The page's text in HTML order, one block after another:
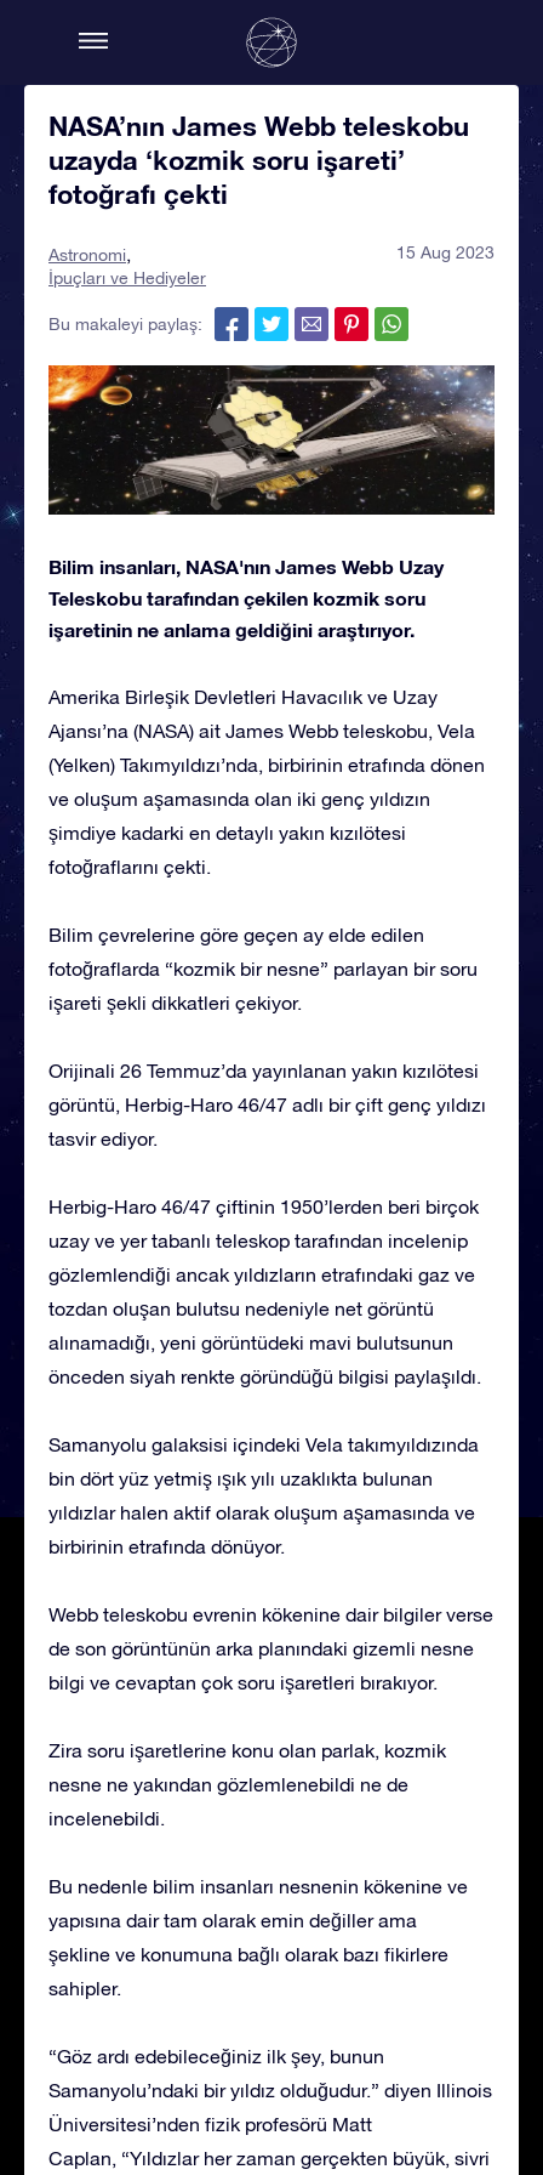
NASA’nın James Webb teleskobu
uzayda ‘kozmik soru işareti’
fotoğrafı çekti
Astronomi
İpuçları ve Hediyeler
15 Aug 2023
Bu makaleyi paylaş:
Bilim insanları, NASA'nın James Webb Uzay
Teleskobu tarafından çekilen kozmik soru
işaretinin ne anlama geldiğini araştırıyor.
Amerika Birleşik Devletleri Havacılık ve Uzay
Ajansı’na (NASA) ait James Webb teleskobu, Vela
(Yelken) Takımyıldızı’nda, birbirinin etrafında dönen
ve oluşum aşamasında olan iki genç yıldızın
şimdiye kadarki en detaylı yakın kızılötesi
fotoğraflarını çekti.
Bilim çevrelerine göre geçen ay elde edilen
fotoğraflarda “kozmik bir nesne” parlayan bir soru
işareti şekli dikkatleri çekiyor.
Orijinali 26 Temmuz’da yayınlanan yakın kızılötesi
görüntü, Herbig-Haro 46/47 adlı bir çift genç yıldızı
tasvir ediyor.
Herbig-Haro 46/47 çiftinin 1950’lerden beri birçok
uzay ve yer tabanlı teleskop tarafından incelenip
gözlemlendiği ancak yıldızların etrafındaki gaz ve
tozdan oluşan bulutsu nedeniyle net görüntü
alınamadığı, yeni görüntüdeki mavi bulutsunun
önceden siyah renkte göründüğü bilgisi paylaşıldı.
Samanyolu galaksisi içindeki Vela takımyıldızında
bin dört yüz yetmiş ışık yılı uzaklıkta bulunan
yıldızlar halen aktif olarak oluşum aşamasında ve
birbirinin etrafında dönüyor.
Webb teleskobu evrenin kökenine dair bilgiler verse
de son görüntünün arka planındaki gizemli nesne
bilgi ve cevaptan çok soru işaretleri bırakıyor.
Zira soru işaretlerine konu olan parlak, kozmik
nesne ne yakından gözlemlenebildi ne de
incelenebildi.
Bu nedenle bilim insanları nesnenin kökenine ve
yapısına dair tam olarak emin değiller ama
şekline ve konumuna bağlı olarak bazı fikirlere
sahipler.
“Göz ardı edebileceğiniz ilk şey, bunun
Samanyolu’ndaki bir yıldız olduğudur.” diyen Illinois
Üniversitesi’nden fizik profesörü Matt
Caplan, “Yıldızlar her zaman gerçekten büyük, sivri